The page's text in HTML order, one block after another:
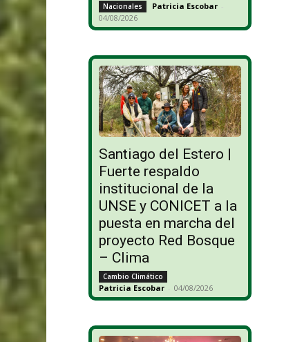
Nacionales Patricia Escobar -
04/08/2026
Santiago del Estero |
Fuerte respaldo
institucional de la
UNSE y CONICET a la
puesta en marcha del
proyecto Red Bosque
– Clima
Cambio Climático
Patricia Escobar - 04/08/2026